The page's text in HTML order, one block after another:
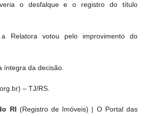
o desfalque e o registro do título
Relatora votou pelo improvimento do
íntegra da decisão.
– TJ/RS.
RI (Registro de Imóveis) | O Portal das